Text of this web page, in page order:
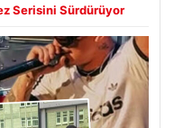
Serisini Sürdürüyor